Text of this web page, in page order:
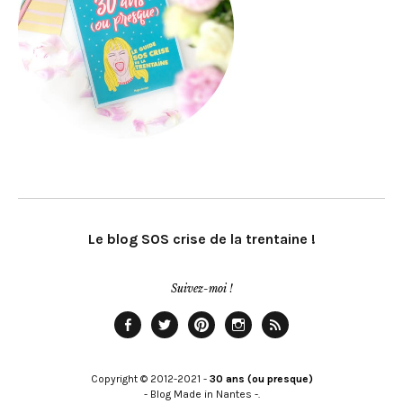
Le blog SOS crise de la trentaine !
Suivez-moi !
Copyright © 2012-2021 - 30 ans (ou presque)
- Blog Made in Nantes -